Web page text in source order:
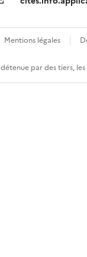
Mentions légales
par des tiers,